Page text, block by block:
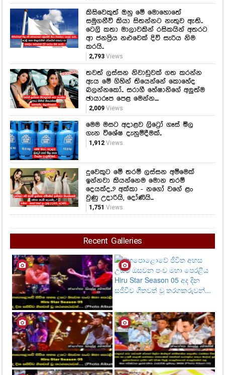
කිසිවෙකුත් ඔහු මේ මොහොතේ
සමුගනීවි කියා සිතන්නට නැතුව ඇති..
ටෙලි කතා මාලාවකින් රසිකයින් අතරට
ආ ජනප්‍රිය නළුවෙක් දිවි සැරිය නිම
කරයි..
2,793Views
තවත් ලස්සන නිවාඩුවක් ගත කරන්න
ඇය මේ ගිහින් තියෙන්නේ කොහේද
බලන්නකෝ.. සරාගී හේෂානිගේ අලුත්ම
ඡායාරූප පෙළ මෙන්න....
2,009Views
මෙම මසට අදාළව ලිට්‍රෝ ගෑස් මිල
ගැන විශේෂ දැනුම්දීමක්..
1,912Views
දුවෙකුට මේ තරම් ලස්සන අම්මෙක්
ඉන්නවා කියන්නෙම මොන තරම්
දෙයක්ද..? අක්කා - නගෝ වගේ ළං
වුණු උදාරියි, දෝණියි...
1,751 Views
Recent Galleries